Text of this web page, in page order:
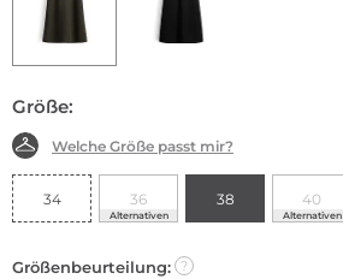
Größe:
Welche Größe passt mir?
34 36
Alternativen
38 40
Alternativen
Größenbeurteilung: ?